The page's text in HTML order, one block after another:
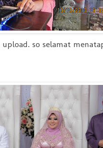
so selamat